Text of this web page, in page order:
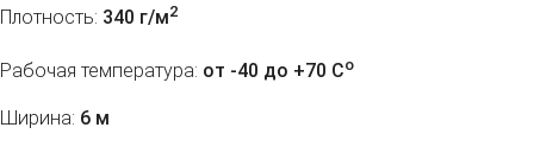
Плотность: 340 г/м2
Рабочая температура: от -40 до +70 Co
Ширина: 6 м